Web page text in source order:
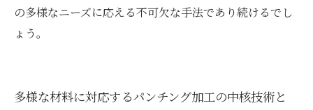
の多様なニーズに応える不可欠な手法であり続けるでし
ょう。
多様な材料に対応するパンチング加工の中核技術と